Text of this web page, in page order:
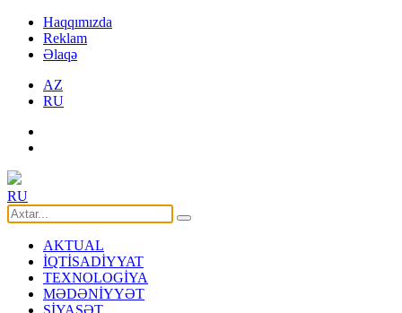
Haqqımızda
Reklam
Əlaqə
AZ
RU
RU
AKTUAL
İQTİSADİYYAT
TEXNOLOGİYA
MƏDƏNİYYƏT
SİYASƏT